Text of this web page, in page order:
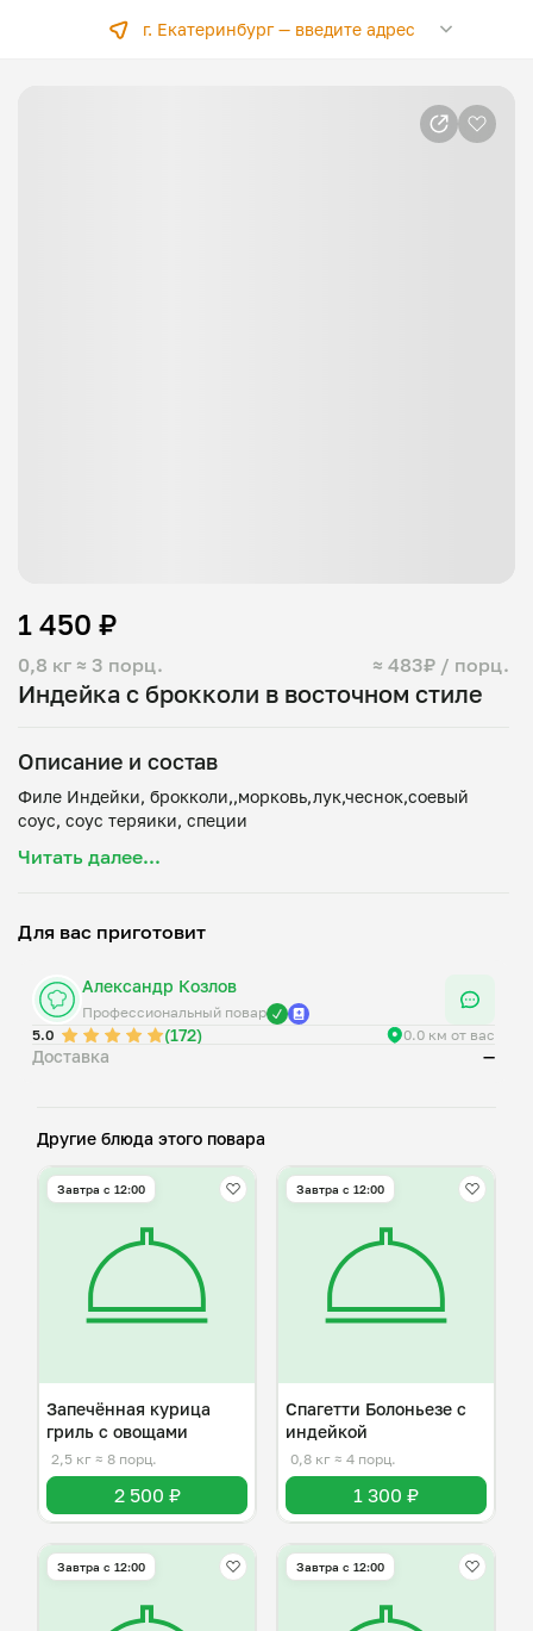
г. Екатеринбург —введите адрес
Индейка с брокколи в восточном стиле
0,8 кг ≈ 3 порц. ≈ 483₽ / порц.
1 450 ₽
Описание и состав
Филе Индейки, брокколи,,морковь,лук,чеснок,соевый
Читать далее...
Для вас приготовит
Александр Козлов
Профессиональный повар
5.0
(172) 0.0 км от вас
Доставка —
Другие блюда этого повара
Завтра c 12:00
Запечённая курица
гриль с овощами
2,5 кг ≈ 8 порц.
2 500 ₽
Завтра c 12:00
Спагетти Болоньезе с
индейкой
0,8 кг ≈ 4 порц.
1 300 ₽
Завтра c 12:00 Завтра c 12:00